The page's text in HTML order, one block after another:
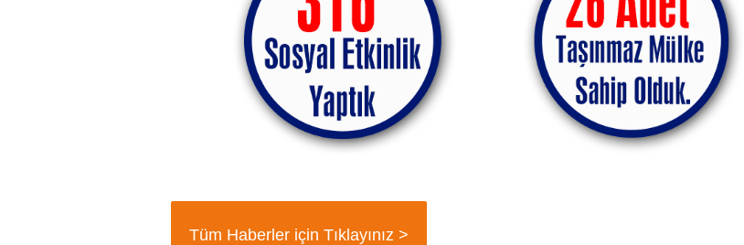
Tüm Haberler için Tıklayınız >